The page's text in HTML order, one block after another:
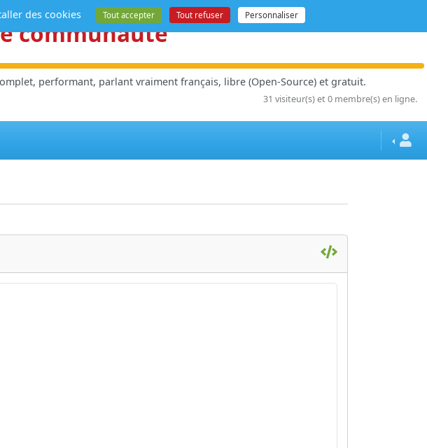
communauté
performant, parlant vraiment français, libre (Open-Source) et gratuit.
31 visiteur(s) et 0 membre(s) en ligne.
des cookies Tout accepter Tout refuser Personnaliser